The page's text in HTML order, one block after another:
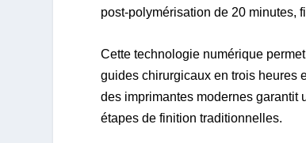
post-polymérisation de 20 minutes,
Cette technologie numérique
guides chirurgicaux en trois heures
des imprimantes modernes garantit
étapes de finition traditionnelles.